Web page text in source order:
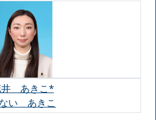
井 あきこ*
い あきこ